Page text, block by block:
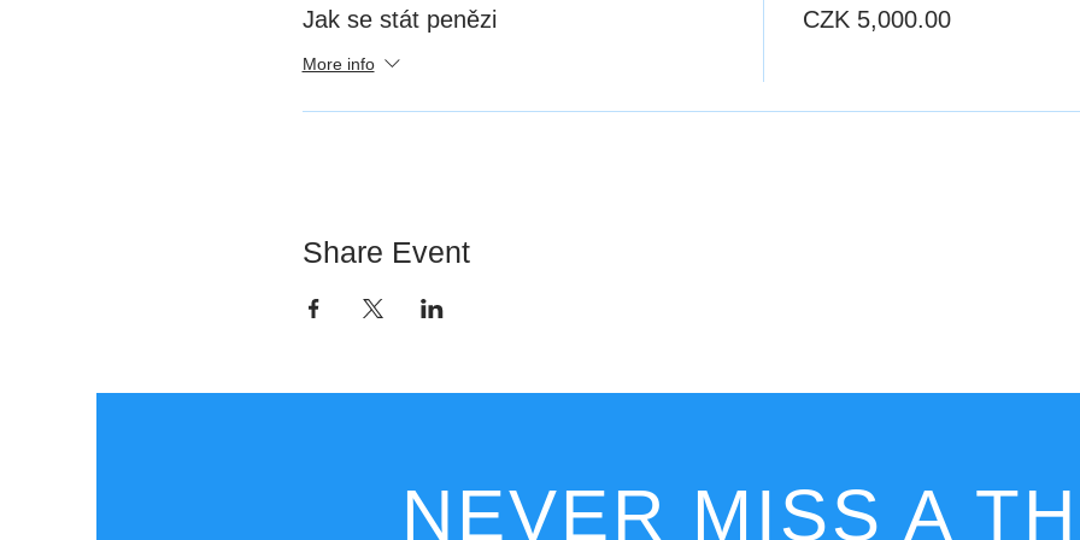
Jak se stát penězi
More info
CZK 5,000.00
Share Event
NEVER MISS A